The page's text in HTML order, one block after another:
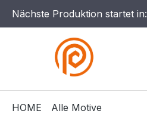
Nächste Produktion startet in:
HOME Alle Motive